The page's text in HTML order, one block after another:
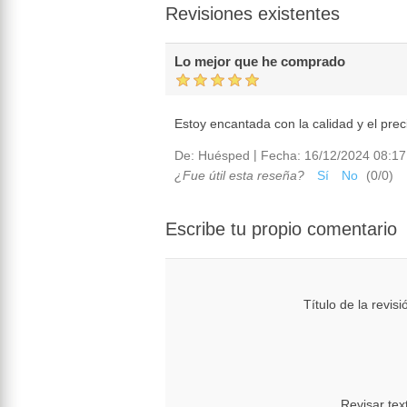
Revisiones existentes
Lo mejor que he comprado
Estoy encantada con la calidad y el
De: Huésped | Fecha: 16/12/2024
¿Fue útil esta reseña?
Sí No (0/0)
Escribe tu propio comentario
Título de la
Revisar